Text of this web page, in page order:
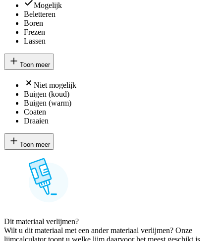
Mogelijk
Beletteren
Boren
Frezen
Lassen
Toon meer
Niet mogelijk
Buigen (koud)
Buigen (warm)
Coaten
Draaien
Toon meer
Dit materiaal verlijmen?
Wilt u dit materiaal met een ander materiaal verlijmen? Onze
lijmcalculator toont u welke lijm daarvoor het meest geschikt is.